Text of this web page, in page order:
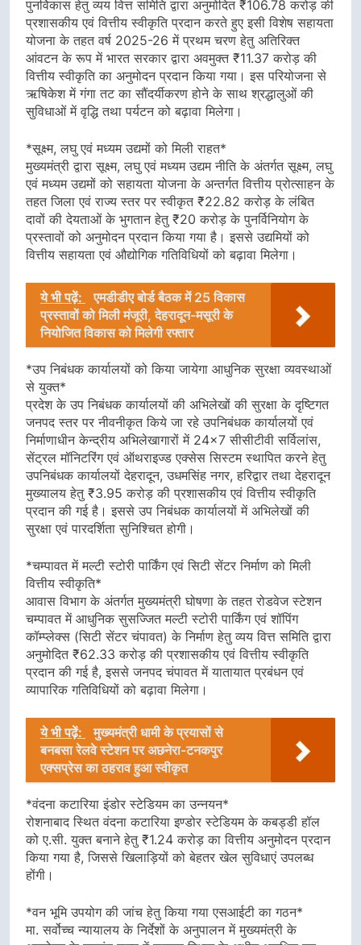
पुनर्विकास हेतु व्यय वित्त समिति द्वारा अनुमोदित ₹106.78 करोड़ की
प्रशासकीय एवं वित्तीय स्वीकृति प्रदान करते हुए इसी विशेष सहायता
योजना के तहत वर्ष 2025-26 में प्रथम चरण हेतु अतिरिक्त
आंवटन के रूप में भारत सरकार द्वारा अवमुक्त ₹11.37 करोड़ की
वित्तीय स्वीकृति का अनुमोदन प्रदान किया गया। इस परियोजना से
ऋषिकेश में गंगा तट का सौंदर्यीकरण होने के साथ श्रद्धालुओं की
सुविधाओं में वृद्धि तथा पर्यटन को बढ़ावा मिलेगा।
*सूक्ष्म, लघु एवं मध्यम उद्यमों को मिली राहत*
मुख्यमंत्री द्वारा सूक्ष्म, लघु एवं मध्यम उद्यम नीति के अंतर्गत सूक्ष्म, लघु
एवं मध्यम उद्यमों को सहायता योजना के अन्तर्गत वित्तीय प्रोत्साहन के
तहत जिला एवं राज्य स्तर पर स्वीकृत ₹22.82 करोड़ के लंबित
दावों की देयताओं के भुगतान हेतु ₹20 करोड़ के पुनर्विनियोग के
प्रस्तावों को अनुमोदन प्रदान किया गया है। इससे उद्यमियों को
वित्तीय सहायता एवं औद्योगिक गतिविधियों को बढ़ावा मिलेगा।
ये भी पढ़ें:
एमडीडीए बोर्ड बैठक में 25 विकास
प्रस्तावों को मिली मंजूरी, देहरादून-मसूरी के
नियोजित विकास को मिलेगी रफ्तार
*उप निबंधक कार्यालयों को किया जायेगा आधुनिक सुरक्षा व्यवस्थाओं
से युक्त*
प्रदेश के उप निबंधक कार्यालयों की अभिलेखों की सुरक्षा के दृष्टिगत
जनपद स्तर पर नीवनीकृत किये जा रहे उपनिबंधक कार्यालयों एवं
निर्माणाधीन केन्द्रीय अभिलेखागारों में 24×7 सीसीटीवी सर्विलांस,
सेंट्रल मॉनिटरिंग एवं ऑथराइज्ड एक्सेस सिस्टम स्थापित करने हेतु
उपनिबंधक कार्यालयों देहरादून, उधमसिंह नगर, हरिद्वार तथा देहरादून
मुख्यालय हेतु ₹3.95 करोड़ की प्रशासकीय एवं वित्तीय स्वीकृति
प्रदान की गई है। इससे उप निबंधक कार्यालयों में अभिलेखों की
सुरक्षा एवं पारदर्शिता सुनिश्चित होगी।
*चम्पावत में मल्टी स्टोरी पार्किंग एवं सिटी सेंटर निर्माण को मिली
वित्तीय स्वीकृति*
आवास विभाग के अंतर्गत मुख्यमंत्री घोषणा के तहत रोडवेज स्टेशन
चम्पावत में आधुनिक सुसज्जित मल्टी स्टोरी पार्किंग एवं शॉपिंग
कॉम्प्लेक्स (सिटी सेंटर चंपावत) के निर्माण हेतु व्यय वित्त समिति द्वारा
अनुमोदित ₹62.33 करोड़ की प्रशासकीय एवं वित्तीय स्वीकृति
प्रदान की गई है, इससे जनपद चंपावत में यातायात प्रबंधन एवं
व्यापारिक गतिविधियों को बढ़ावा मिलेगा।
ये भी पढ़ें:
मुख्यमंत्री धामी के प्रयासों से
बनबसा रेलवे स्टेशन पर अछनेरा-टनकपुर
एक्सप्रेस का ठहराव हुआ स्वीकृत
*वंदना कटारिया इंडोर स्टेडियम का उन्नयन*
रोशनाबाद स्थित वंदना कटारिया इण्डोर स्टेडियम के कबड्डी हॉल
को ए.सी. युक्त बनाने हेतु ₹1.24 करोड़ का वित्तीय अनुमोदन प्रदान
किया गया है, जिससे खिलाड़ियों को बेहतर खेल सुविधाएं उपलब्ध
होंगी।
*वन भूमि उपयोग की जांच हेतु किया गया एसआईटी का गठन*
मा. सर्वोच्च न्यायालय के निर्देशों के अनुपालन में मुख्यमंत्री के